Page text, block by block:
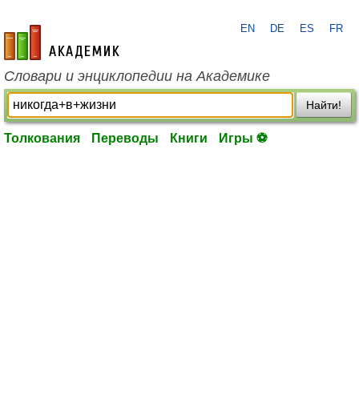
academic.ru
EN DE ES FR
Словари и энциклопедии на Академике
Найти!
Толкования Переводы Книги Игры ⚽